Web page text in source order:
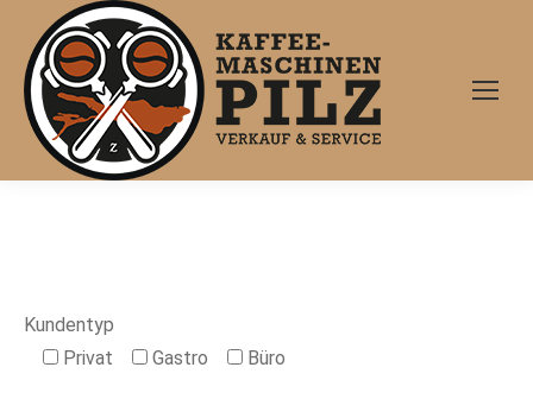
Kundentyp
Privat
Gastro Büro